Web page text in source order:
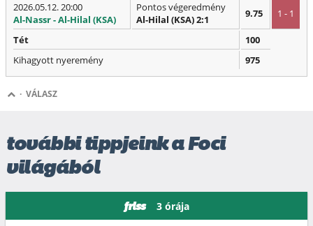
2026.05.12. 20:00
Al-Nassr - Al-Hilal (KSA)
Pontos végeredmény
Al-Hilal (KSA) 2:1
9.75 1 - 1
Tét
100
Kihagyott nyeremény
975
· VÁLASZ
további tippjeink a Foci
világából
friss 3 órája